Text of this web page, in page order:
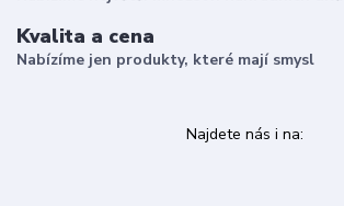
Kvalita a cena
Nabízíme jen produkty, které mají smysl
Najdete nás i na: